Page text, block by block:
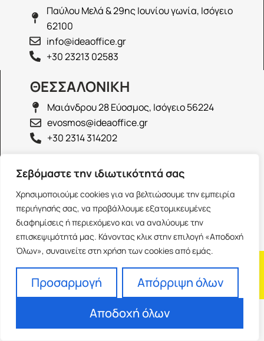
Σεβόμαστε την ιδιωτικότητά σας
Χρησιμοποιούμε cookies για να βελτιώσουμε την εμπειρία
περιήγησής σας, να προβάλλουμε εξατομικευμένες
διαφημίσεις ή περιεχόμενο και να αναλύουμε την
επισκεψιμότητά μας. Κάνοντας κλικ στην επιλογή «Αποδοχή
Όλων», συναινείτε στη χρήση των cookies από εμάς.
Προσαρμογή
Απόρριψη όλων
Αποδοχή όλων
Παύλου Μελά & 29ης Ιουνίου γωνία, Ισόγειο
62100
info@ideaoffice.gr
+30 23213 02583
ΘΕΣΣΑΛΟΝΙΚΗ
Μαιάνδρου 28 Εύοσμος, Ισόγειο 56224
evosmos@ideaoffice.gr
+30 2314 314202
ΙΩΑΝΝΙΝΑ
Γεώργιου Καραϊσκάκη 38, Ισόγειο 45444
ioannina@ideaoffice.gr
+30 26516 08616
Franchise
Όροι Χρήσης
Powered by